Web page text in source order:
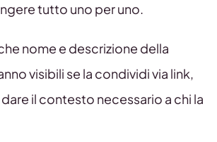
tutto uno per uno.
nome e descrizione della
visibili se la condividi via link,
il contesto necessario a chi la